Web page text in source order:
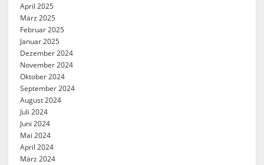
April 2025
März 2025
Februar 2025
Januar 2025
Dezember 2024
November 2024
Oktober 2024
September 2024
August 2024
Juli 2024
Juni 2024
Mai 2024
April 2024
März 2024